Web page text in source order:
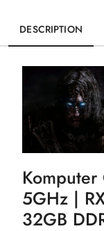
DESCRIPTION
5GHz |
32GB